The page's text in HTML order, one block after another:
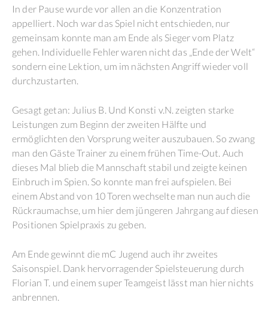
In der Pause wurde vor allen an die Konzentration
appelliert. Noch war das Spiel nicht entschieden, nur
gemeinsam konnte man am Ende als Sieger vom Platz
gehen. Individuelle Fehler waren nicht das „Ende der Welt“
sondern eine Lektion, um im nächsten Angriff wieder voll
durchzustarten.
Gesagt getan: Julius B. Und Konsti v.N. zeigten starke
Leistungen zum Beginn der zweiten Hälfte und
ermöglichten den Vorsprung weiter auszubauen. So zwang
man den Gäste Trainer zu einem frühen Time-Out. Auch
dieses Mal blieb die Mannschaft stabil und zeigte keinen
Einbruch im Spien. So konnte man frei aufspielen. Bei
einem Abstand von 10 Toren wechselte man nun auch die
Rückraumachse, um hier dem jüngeren Jahrgang auf diesen
Positionen Spielpraxis zu geben.
Am Ende gewinnt die mC Jugend auch ihr zweites
Saisonspiel. Dank hervorragender Spielsteuerung durch
Florian T. und einem super Teamgeist lässt man hier nichts
anbrennen.